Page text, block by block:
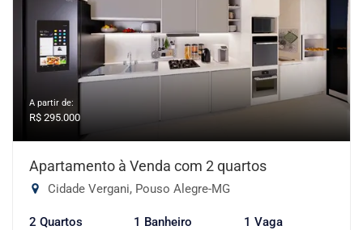
A partir de:
R$ 295.000
Apartamento à Venda com 2 quartos
Cidade Vergani, Pouso Alegre-MG
2 Quartos 1 Banheiro 1 Vaga